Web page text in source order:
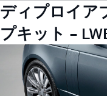
ディプロイア
プキット -